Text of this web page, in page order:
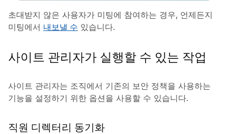
초대받지 않은 사용자가 미팅에 참여하는 경우, 언제든지
미팅에서 내보낼 수 있습니다.
사이트 관리자가 실행할 수 있는 작업
사이트 관리자는 조직에서 기존의 보안 정책을 사용하는
기능을 설정하기 위한 옵션을 사용할 수 있습니다.
직원 디렉터리 동기화